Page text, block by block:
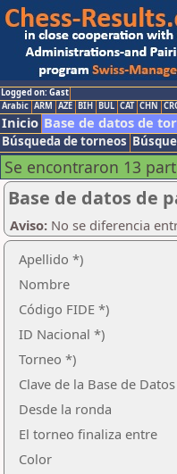
Logged on: Gast
Arabic ARM AZE BIH BUL CAT CHN
Inicio Base de datos de
Búsqueda de torneos
Se encontraron 13
Base de datos de
Aviso: No se diferencia
Apellido *)
Nombre
Código FIDE *)
ID Nacional *)
Torneo *)
Clave de la Base de
Desde la ronda
El torneo finaliza entre
Color